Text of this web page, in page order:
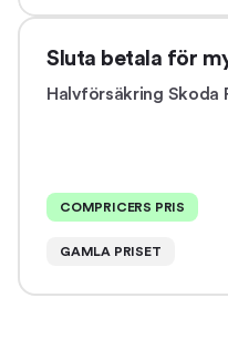
Sluta betala för
Halvförsäkring Skoda
COMPRICERS PRIS
GAMLA PRISET